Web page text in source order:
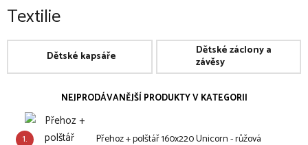
Textilie
Dětské kapsáře Dětské záclony a
závěsy
NEJPRODÁVANĚJŠÍ PRODUKTY V KATEGORII
1. Přehoz + polštář 160x220 Unicorn - růžová